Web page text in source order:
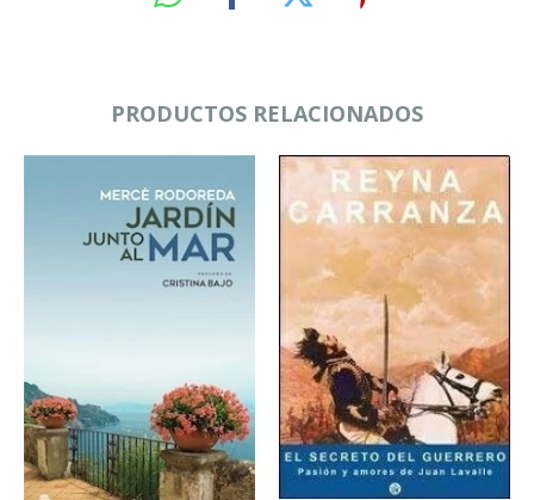
PRODUCTOS RELACIONADOS